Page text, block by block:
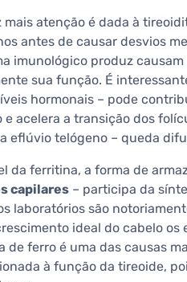
mais atenção é dada à
antes de causar desvios
imunológico produz
sua função. É
hormonais – pode
acelera a transição dos
eflúvio telógeno – queda
da ferritina, a forma de
capilares – participa da
laboratórios são
ideal do cabelo
de ferro é uma das causas
à função da tireoide,